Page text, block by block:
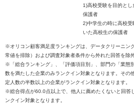
1)高校受験を目的と
保護者
2)中学生の時に高校
いた高校生の保護者
※オリコン顧客満足度ランキングは、データクリーニン
常値を排除）および調査対象者条件から外れた回答を除
※「総合ランキング」、「評価項目別」、部門の「業態
数を満たした企業のみランクイン対象となります。その
定人数の半数以上の企業がランクイン対象となります。
※総合得点が60.0点以上で、他人に薦めたくないと回答
ンクイン対象となります。